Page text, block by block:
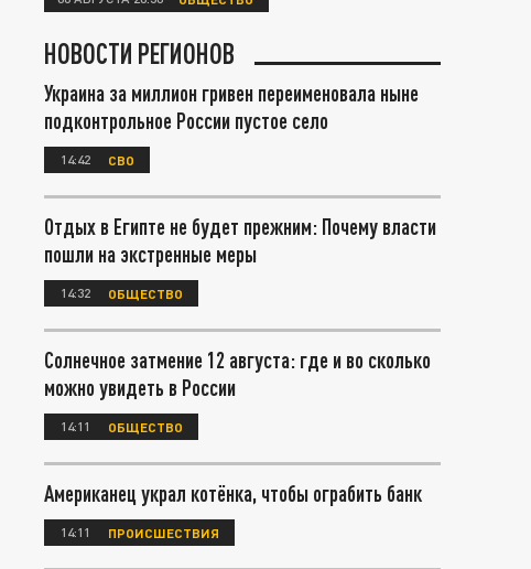
НОВОСТИ РЕГИОНОВ
Украина за миллион гривен переименовала ныне
подконтрольное России пустое село
14:42 СВО
Отдых в Египте не будет прежним: Почему власти
пошли на экстренные меры
14:32 ОБЩЕСТВО
Солнечное затмение 12 августа: где и во сколько
можно увидеть в России
14:11 ОБЩЕСТВО
Американец украл котёнка, чтобы ограбить банк
14:11 ПРОИСШЕСТВИЯ